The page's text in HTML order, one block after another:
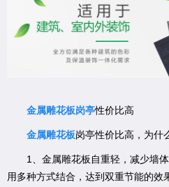
金属雕花板岗亭性价比高
金属雕花板岗亭性价比高，为什
1、金属雕花板自重轻，减少墙
用多种方式结合，达到双重节能的效